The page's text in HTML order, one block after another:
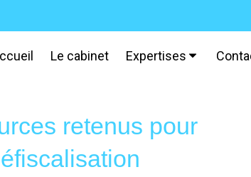
Le cabinet Expertises
retenus pour